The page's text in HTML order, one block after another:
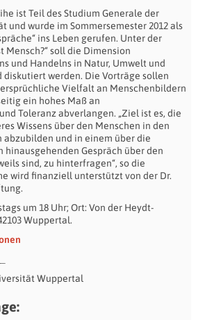
ist Teil des Studium Generale der
und wurde im Sommersemester 2012 als
ins Leben gerufen. Unter der
Mensch?“ soll die Dimension
und Handelns in Natur, Umwelt und
werden. Die Vorträge sollen
Vielfalt an Menschenbildern
ein hohes Maß an
Toleranz abverlangen. „Ziel ist es, die
Wissens über den Menschen in den
abzubilden und in einem über die
hinausgehenden Gespräch über den
sind, zu hinterfragen“, so die
wird finanziell unterstützt von der Dr.
um 18 Uhr; Ort: Von der Heydt-
Wuppertal.
Wuppertal